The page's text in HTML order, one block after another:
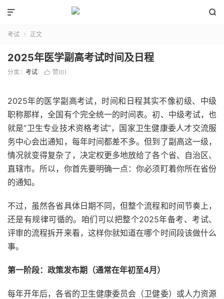


考试  正文
2025年医学副高考试时间及日程
分类： 考试  赞(0)
2025年的医学副高考试，时间和日程其实不像初级、中级
职称那样，全国有个完全统一的时间表。初、中级考试，也
就是“卫生专业技术资格考试”，国家卫生健康委人才交流服
务中心会出通知，每年时间都差不多。但到了副高这一级，
情况就变得复杂了，决定权更多地放给了各个省、自治区、
直辖市。所以，你首先要明确一点：你必须盯着你所在省份
的通知。
不过，虽然各省具体日期不同，但整个流程和时间节奏上，
还是有规律可循的。咱们可以把整个2025年备考、考试、
评审的流程拆开来看，这样你就知道在哪个时间段该做什么
事。
第一阶段：政策发布期（通常在年初至4月）
每年开年后，各省的卫生健康委员会（卫健委）或人力资源